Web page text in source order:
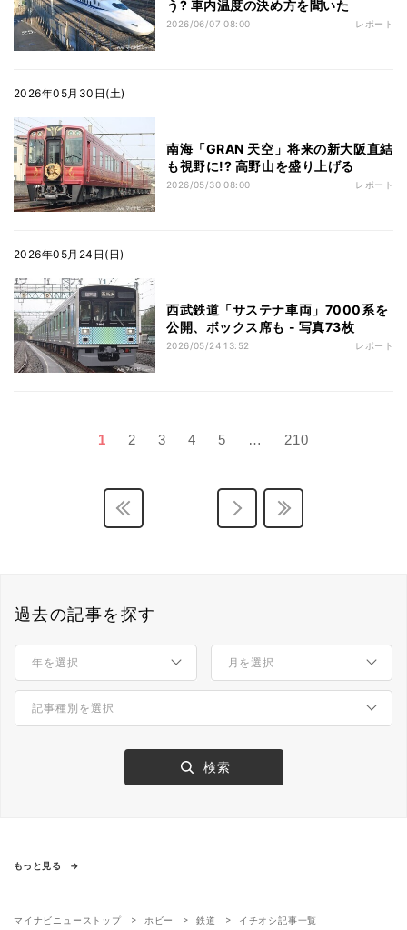
う? 車内温度の決め方を聞いた
2026/06/07 08:00 レポート
2026年05月30日(土)
南海「GRAN 天空」将来の新大阪直結
も視野に!? 高野山を盛り上げる
2026/05/30 08:00 レポート
2026年05月24日(日)
西武鉄道「サステナ車両」7000系を
公開、ボックス席も - 写真73枚
2026/05/24 13:52 レポート
1 2 3 4 5 … 210
過去の記事を探す
もっと見る
マイナビニューストップ ホビー 鉄道 イチオシ記事一覧